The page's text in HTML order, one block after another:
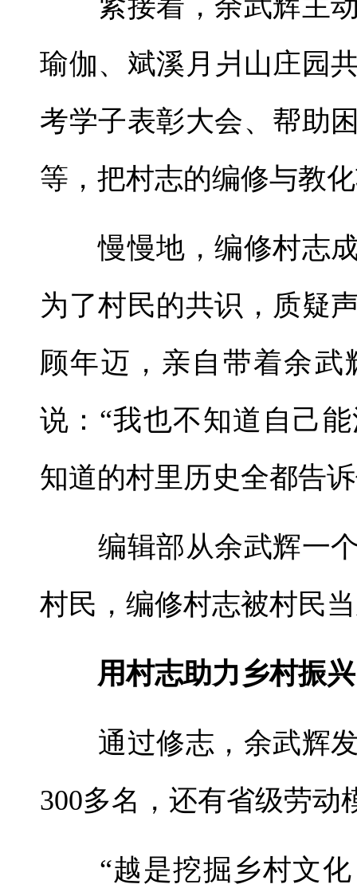
紧接着，余武辉主动
瑜伽、斌溪月爿山庄园
考学子表彰大会、帮助
等，把村志的编修与教
慢慢地，编修村志成
为了村民的共识，质疑
顾年迈，亲自带着余
说：“我也不知道自己
知道的村里历史全都告
编辑部从余武辉一个
村民，编修村志被村民
用村志助力乡村振兴
通过修志，余武辉发
300多名，还有省级劳动
“越是挖掘乡村文化